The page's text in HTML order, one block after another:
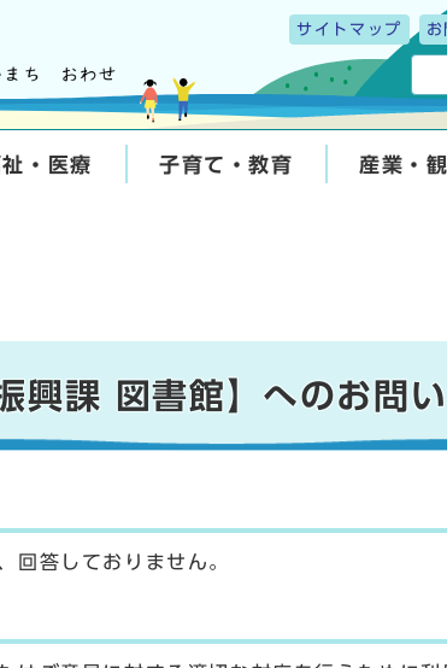
サイトマップ
・医療 子育て・教育 産業・
興課 図書館】へのお問
回答しておりません。